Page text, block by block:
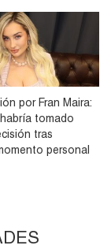
por Fran Maira:
tomado
tras
personal